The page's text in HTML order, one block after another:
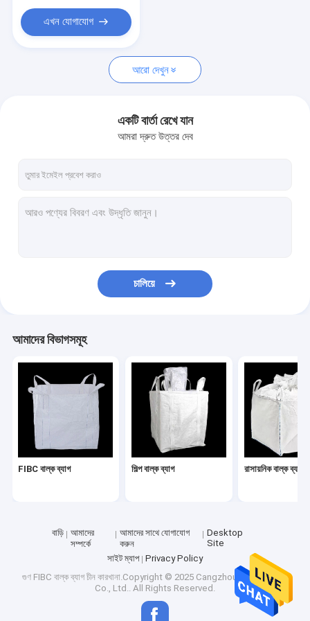
এখন যোগাযোগ
আরো দেখুন
একটি বার্তা রেখে যান
আমরা দ্রুত উত্তর দেব
চালিয়ে
আমাদের বিভাগসমূহ
FIBC বাল্ক ব্যাগ শিল্প বাল্ক ব্যাগ রাসায়নিক বাল্ক ব্যাগ
বাড়ি
আমাদের
সম্পর্কে
আমাদের সাথে যোগাযোগ
করুন
Desktop
Site
সাইট ম্যাপ
Privacy Policy
গুণ FIBC বাল্ক ব্যাগচীন কারখানা.Copyright © 2025 Cangzhou Junxi Group
Co., Ltd.. All Rights Reserved.